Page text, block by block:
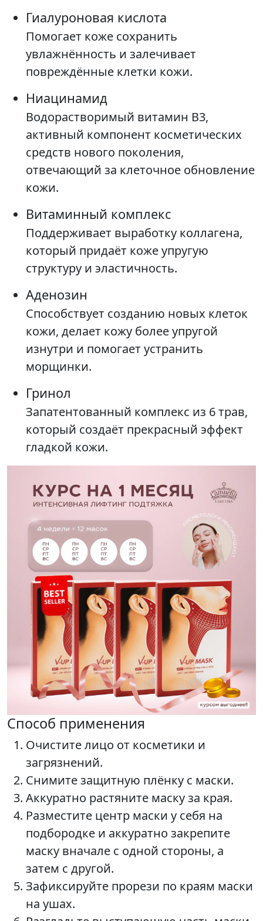
Гиалуроновая кислота
Помогает коже сохранить
увлажнённость и залечивает
повреждённые клетки кожи.
Ниацинамид
Водорастворимый витамин B3,
активный компонент косметических
средств нового поколения,
отвечающий за клеточное обновление
кожи.
Витаминный комплекс
Поддерживает выработку коллагена,
который придаёт коже упругую
структуру и эластичность.
Аденозин
Способствует созданию новых клеток
кожи, делает кожу более упругой
изнутри и помогает устранить
морщинки.
Гринол
Запатентованный комплекс из 6 трав,
который создаёт прекрасный эффект
гладкой кожи.
Способ применения
Очистите лицо от косметики и
загрязнений.
Снимите защитную плёнку с маски.
Аккуратно растяните маску за края.
Разместите центр маски у себя на
подбородке и аккуратно закрепите
маску вначале с одной стороны, а
затем с другой.
Зафиксируйте прорези по краям маски
на ушах.